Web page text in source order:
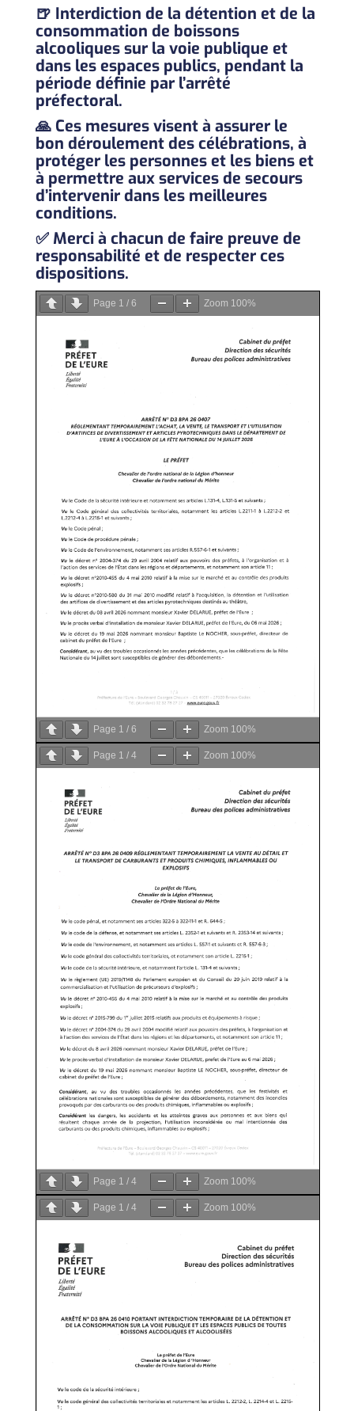
🍺 Interdiction de la détention et de la
consommation de boissons
alcooliques sur la voie publique et
dans les espaces publics, pendant la
période définie par l’arrêté
préfectoral.
🙏 Ces mesures visent à assurer le
bon déroulement des célébrations, à
protéger les personnes et les biens et
à permettre aux services de secours
d’intervenir dans les meilleures
conditions.
✅ Merci à chacun de faire preuve de
responsabilité et de respecter ces
dispositions.
Page 1 / 6 Zoom 100%
Page 1 / 6 Zoom 100%
Page 1 / 4 Zoom 100%
Page 1 / 4 Zoom 100%
Page 1 / 4 Zoom 100%